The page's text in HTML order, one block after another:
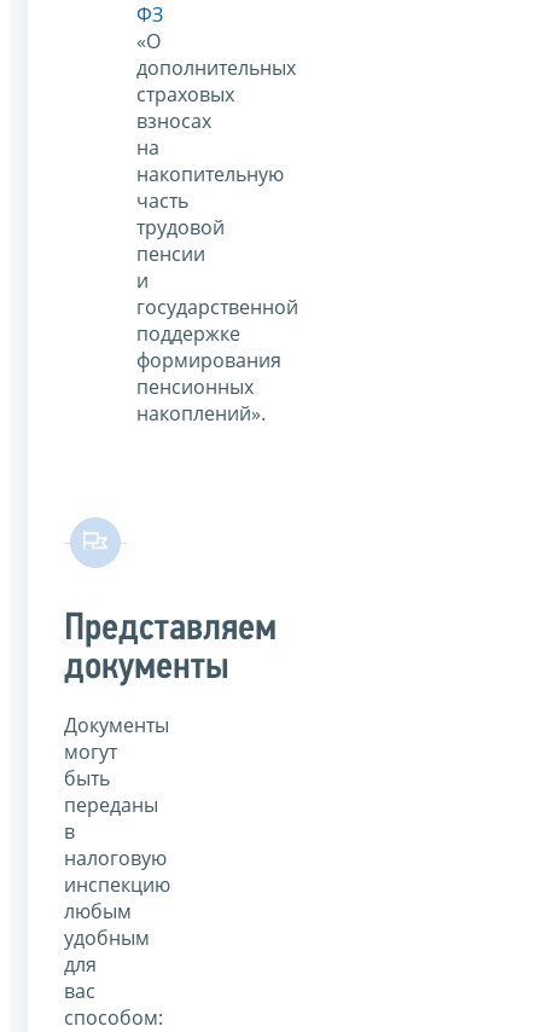
ФЗ
«О
дополнительных
страховых
взносах
на
накопительную
часть
трудовой
пенсии
и
государственной
поддержке
формирования
пенсионных
накоплений».
Представляем
документы
Документы
могут
быть
переданы
в
налоговую
инспекцию
любым
удобным
для
вас
способом: